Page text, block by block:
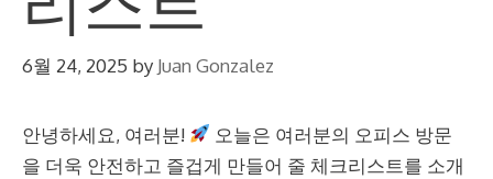
6월 24, 2025 by Juan Gonzalez
안녕하세요, 여러분!
오늘은 여러분의 오피스 방문
을 더욱 안전하고 즐겁게 만들어 줄 체크리스트를 소개